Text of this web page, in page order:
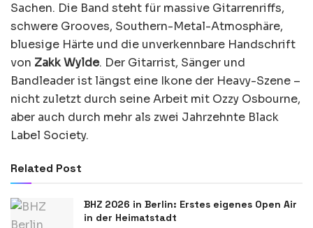
Sachen. Die Band steht für massive Gitarrenriffs,
schwere Grooves, Southern-Metal-Atmosphäre,
bluesige Härte und die unverkennbare Handschrift
von Zakk Wylde. Der Gitarrist, Sänger und
Bandleader ist längst eine Ikone der Heavy-Szene –
nicht zuletzt durch seine Arbeit mit Ozzy Osbourne,
aber auch durch mehr als zwei Jahrzehnte Black
Label Society.
Related Post
BHZ 2026 in Berlin: Erstes eigenes Open Air
in der Heimatstadt